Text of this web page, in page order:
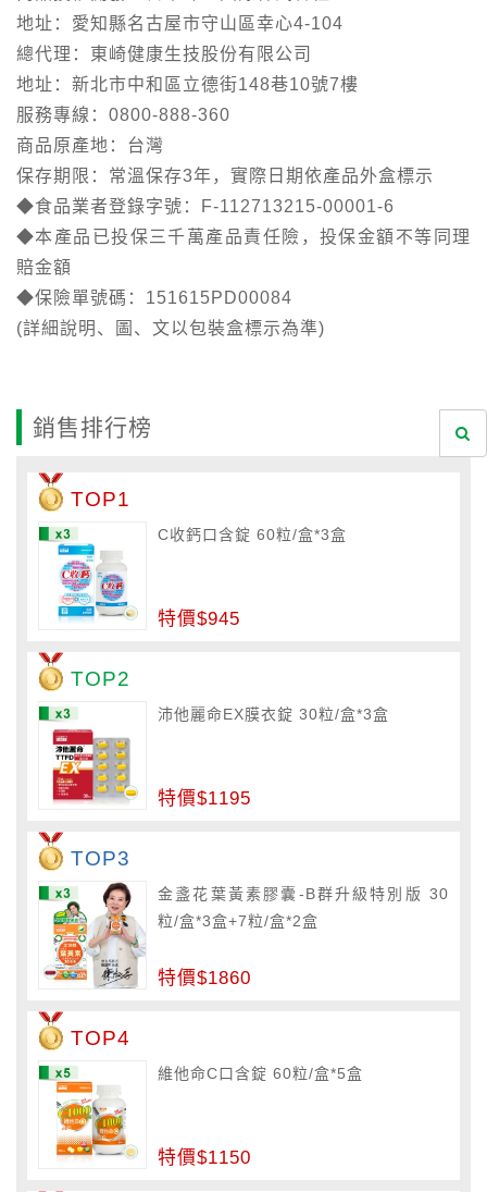
地址：愛知縣名古屋市守山區幸心4-104
總代理：東崎健康生技股份有限公司
地址：新北市中和區立德街148巷10號7樓
服務專線：0800-888-360
商品原產地：台灣
保存期限：常溫保存3年，實際日期依產品外盒標示
◆食品業者登錄字號：F-112713215-00001-6
◆本產品已投保三千萬產品責任險，投保金額不等同理
賠金額
◆保險單號碼：151615PD00084
(詳細說明、圖、文以包裝盒標示為準)
銷售排行榜
TOP1
C收鈣口含錠 60粒/盒*3盒
特價$945
TOP2
沛他麗命EX膜衣錠 30粒/盒*3盒
特價$1195
TOP3
金盞花葉黃素膠囊-B群升級特別版 30
粒/盒*3盒+7粒/盒*2盒
特價$1860
TOP4
維他命C口含錠 60粒/盒*5盒
特價$1150